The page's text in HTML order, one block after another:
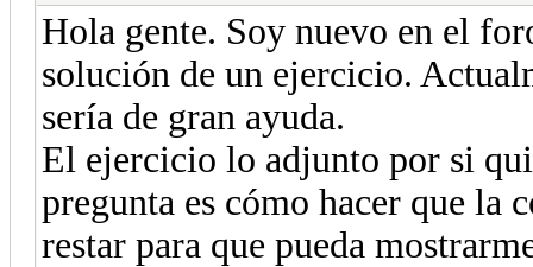
Hola gente. Soy nuevo en el
solución de un ejercicio.
sería de gran ayuda.
El ejercicio lo adjunto por si
pregunta es cómo hacer que la
restar para que pueda